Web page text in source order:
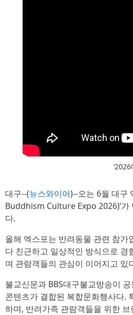
대구--(뉴스와이어)--오는 6월 대구
Buddhism Culture Expo 2026)’가
다.
올해 엑스포는 반려동물 관련 참
다 친근하고 일상적인 방식으로
며 관람객들의 관심이 이어지고 있
불교신문과 BBS대구불교방송이
콘텐츠가 결합된 복합문화행사다.
하며, 반려가족 관람객들을 위한